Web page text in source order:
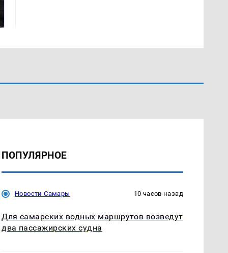
ПОПУЛЯРНОЕ
Новости Самары 10 часов назад
Для самарских водных маршрутов возведут
два пассажирских судна